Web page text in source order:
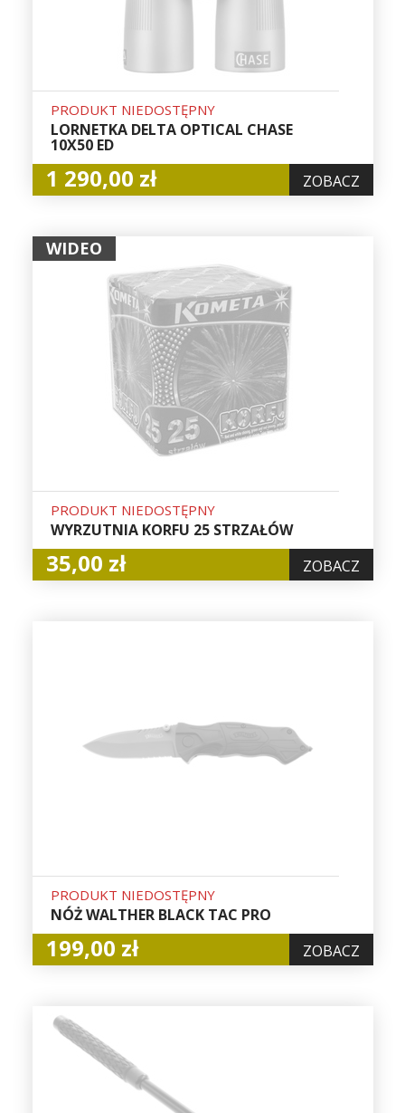
PRODUKT NIEDOSTĘPNY
LORNETKA DELTA OPTICAL CHASE
10X50 ED
1 290,00 zł ZOBACZ
WIDEO
PRODUKT NIEDOSTĘPNY
WYRZUTNIA KORFU 25 STRZAŁÓW
35,00 zł ZOBACZ
PRODUKT NIEDOSTĘPNY
NÓŻ WALTHER BLACK TAC PRO
199,00 zł ZOBACZ